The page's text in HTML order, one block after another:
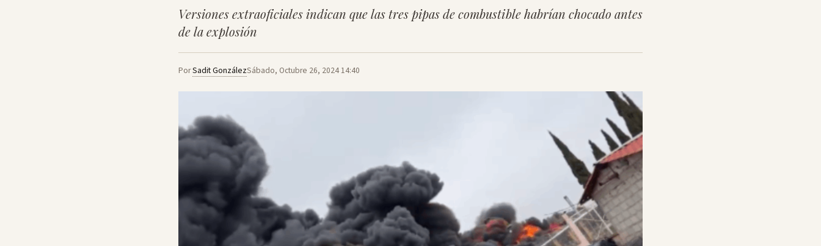
Versiones extraoficiales indican que las tres pipas de combustible habrían chocado antes
de la explosión
PorSadit GonzálezSábado, Octubre 26, 2024 14:40